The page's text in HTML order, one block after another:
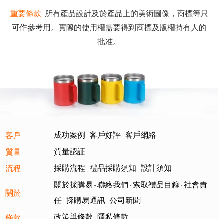
重要條款: 所有產品設計及於產品上的美術圖像，商標等只
可作參考用。實際的使用權需要得到商標及版權持有人的
批准。
客戶 成功案例 - 客戶好評 - 客戶網絡
質量
質量認証
流程
採購流程 - 禮品採購須知 - 設計須知
關於
關於採購易 - 聯絡我們 - 索取禮品目錄 - 社會責
任 - 採購易通訊 - 公司新聞
政策與條款 隱私條款